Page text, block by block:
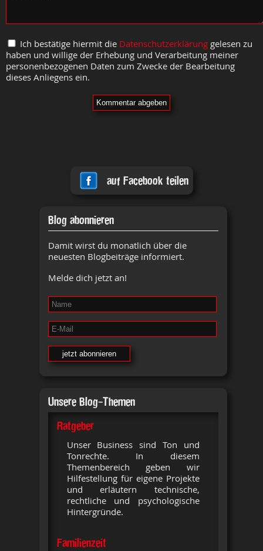
Ich bestätige hiermit die Datenschutzerklärung gelesen zu
haben und willige der Erhebung und Verarbeitung meiner
personenbezogenen Daten zum Zwecke der Bearbeitung
dieses Anliegens ein.
auf Facebook teilen
Blog abonnieren
Damit wirst du monatlich über die
neuesten Blogbeiträge informiert.
Melde dich jetzt an!
Unsere Blog-Themen
Ratgeber
Unser Business sind Ton und
Tonrechte. In diesem
Themenbereich geben wir
Hilfestellung für eigene Projekte
und erläutern technische,
rechtliche und psychologische
Hintergründe.
Familienzeit